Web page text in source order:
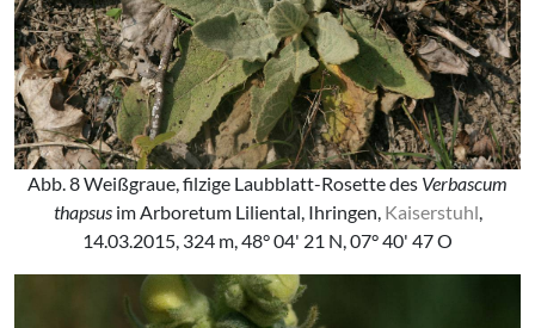
Abb. 8 Weißgraue, filzige Laubblatt-Rosette des Verbascum
thapsusim Arboretum Liliental, Ihringen, Kaiserstuhl,
14.03.2015, 324 m, 48° 04' 21 N, 07° 40' 47 O